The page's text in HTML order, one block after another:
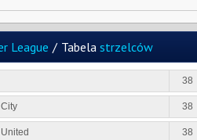
League / Tabela strzelców
38
38
38